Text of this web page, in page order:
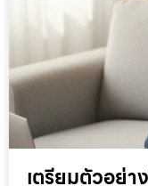
เตรียมตัวอย่า